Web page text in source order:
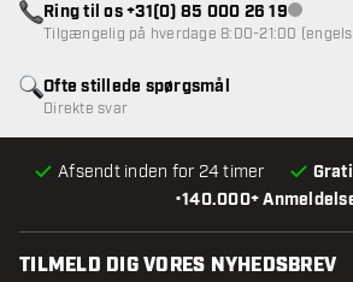
•140.000+
Afsendt inden for 24 timer
Ofte stillede spørgsmål
Direkte svar
Ring til os +31(0) 85 000 26 19
Tilgængelig på hverdage 8:00-21:00
TILMELD DIG VORES NYHEDSBREV